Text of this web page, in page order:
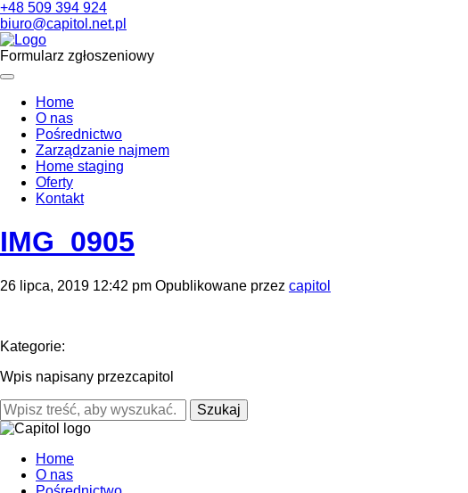
+48 509 394 924
biuro@capitol.net.pl
Formularz zgłoszeniowy
Home
O nas
Pośrednictwo
Zarządzanie najmem
Home staging
Oferty
Kontakt
IMG_0905
26 lipca, 2019 12:42 pm Opublikowane przez capitol
Kategorie:
Wpis napisany przezcapitol
Szukaj
Home
O nas